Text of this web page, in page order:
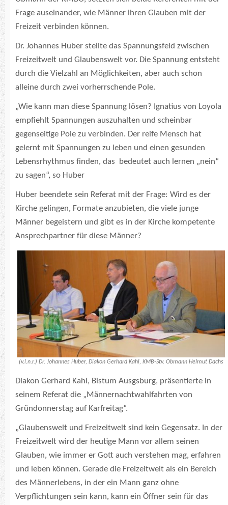
Frage auseinander, wie Männer ihren Glauben mit der
Freizeit verbinden können.
Dr. Johannes Huber stellte das Spannungsfeld zwischen
Freizeitwelt und Glaubenswelt vor. Die Spannung entsteht
durch die Vielzahl an Möglichkeiten, aber auch schon
alleine durch zwei vorherrschende Pole.
„Wie kann man diese Spannung lösen? Ignatius von Loyola
empfiehlt Spannungen auszuhalten und scheinbar
gegenseitige Pole zu verbinden. Der reife Mensch hat
gelernt mit Spannungen zu leben und einen gesunden
Lebensrhythmus finden, das bedeutet auch lernen „nein“
zu sagen“, so Huber
Huber beendete sein Referat mit der Frage: Wird es der
Kirche gelingen, Formate anzubieten, die viele junge
Männer begeistern und gibt es in der Kirche kompetente
Ansprechpartner für diese Männer?
(v.l.n.r.) Dr. Johannes Huber, Diakon Gerhard Kahl, KMB-Stv. Obmann Helmut Dachs
Diakon Gerhard Kahl, Bistum Ausgsburg, präsentierte in
seinem Referat die „Männernachtwahlfahrten von
Gründonnerstag auf Karfreitag“.
„Glaubenswelt und Freizeitwelt sind kein Gegensatz. In der
Freizeitwelt wird der heutige Mann vor allem seinen
Glauben, wie immer er Gott auch verstehen mag, erfahren
und leben können. Gerade die Freizeitwelt als ein Bereich
des Männerlebens, in der ein Mann ganz ohne
Verpflichtungen sein kann, kann ein Öffner sein für das